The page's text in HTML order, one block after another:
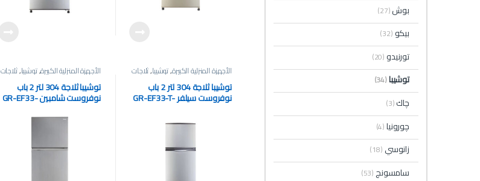
الأجهزة المنزلية الكبيرة,توشيبا,ثلاجات
توشيبا ثلاجة 304 لتر 2 باب
نوفروست سيلفر GR-EF33-T-
الأجهزة المنزلية الكبيرة,توشيبا,ثلاجات
توشيبا ثلاجة 304 لتر 2 باب
نوفروست شامبين GR-EF33-
بوش(27)
بيكو(32)
تورنيدو(20)
توشيبا(34)
چاك(3)
چورونيا(4)
زانوسي (18)
سامسونج (53)